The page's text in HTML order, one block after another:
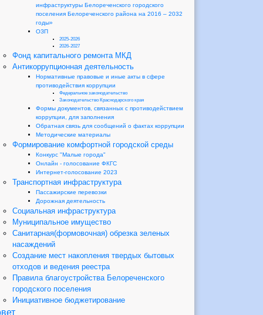
инфраструктуры Белореченского городского
поселения Белореченского района на 2016 – 2032
годы»
ОЗП
2025-2026
2026-2027
Фонд капитального ремонта МКД
Антикоррупционная деятельность
Нормативные правовые и иные акты в сфере
противодействия коррупции
Федеральное законодательство
Законодательство Краснодарского края
Формы документов, связанных с противодействием
коррупции, для заполнения
Обратная связь для сообщений о фактах коррупции
Методические материалы
Формирование комфортной городской среды
Конкурс "Малые города"
Онлайн - голосование ФКГС
Интернет-голосование 2023
Транспортная инфраструктура
Пассажирские перевозки
Дорожная деятельность
Социальная инфраструктура
Муниципальное имущество
Санитарная(формовочная) обрезка зеленых
насаждений
Создание мест накопления твердых бытовых
отходов и ведения реестра
Правила благоустройства Белореченского
городского поселения
Инициативное бюджетирование